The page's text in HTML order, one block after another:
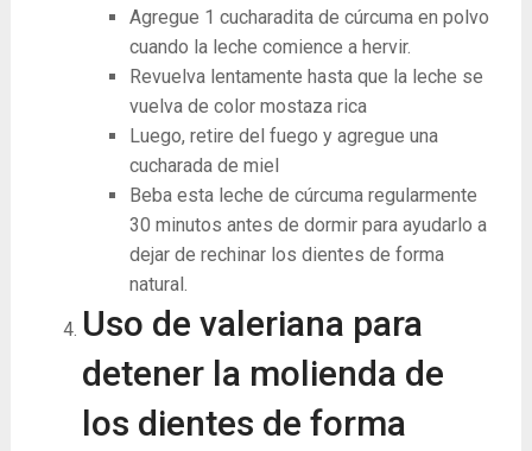
Agregue 1 cucharadita de cúrcuma en polvo
cuando la leche comience a hervir.
Revuelva lentamente hasta que la leche se
vuelva de color mostaza rica
Luego, retire del fuego y agregue una
cucharada de miel
Beba esta leche de cúrcuma regularmente
30 minutos antes de dormir para ayudarlo a
dejar de rechinar los dientes de forma
natural.
Uso de valeriana para
detener la molienda de
los dientes de forma